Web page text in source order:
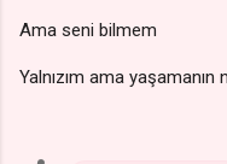
Ama seni bilmem
Yalnızım ama yaşamanın